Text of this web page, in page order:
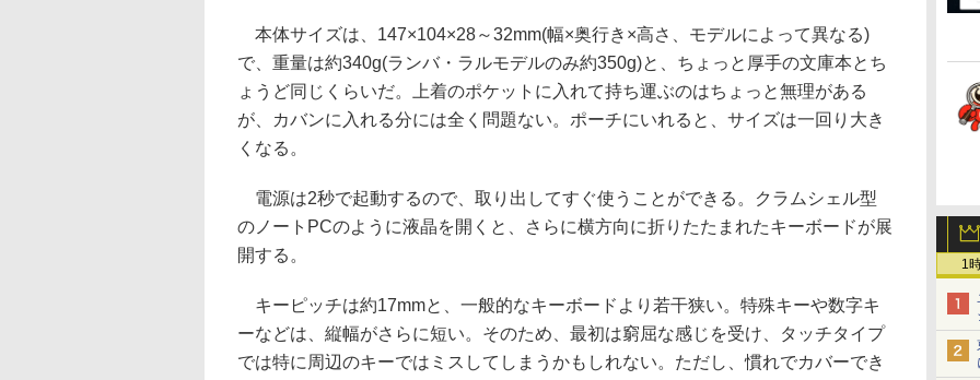
1
本体サイズは、147×104×28～32mm(幅×奥行き×高さ、モデルによって異なる)
で、重量は約340g(ランバ・ラルモデルのみ約350g)と、ちょっと厚手の文庫本とち
ょうど同じくらいだ。上着のポケットに入れて持ち運ぶのはちょっと無理がある
が、カバンに入れる分には全く問題ない。ポーチにいれると、サイズは一回り大き
くなる。
電源は2秒で起動するので、取り出してすぐ使うことができる。クラムシェル型
のノートPCのように液晶を開くと、さらに横方向に折りたたまれたキーボードが展
開する。
キーピッチは約17mmと、一般的なキーボードより若干狭い。特殊キーや数字キ
ーなどは、縦幅がさらに短い。そのため、最初は窮屈な感じを受け、タッチタイプ
では特に周辺のキーではミスしてしまうかもしれない。ただし、慣れでカバーでき